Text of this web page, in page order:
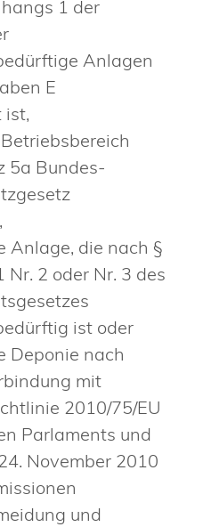
1 der
Anlagen
E
ist,
5a Bundes-
Anlage, die nach §
Nr. 2 oder Nr. 3 des
ist oder
Deponie nach
mit
2010/75/EU
Parlaments und
November 2010
und